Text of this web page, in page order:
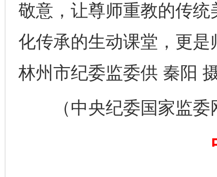
敬意，让尊师重教的传
化传承的生动课堂，更
林州市纪委监委供 秦阳
（中央纪委国家监委
东山县通报“牛蛙产品抗生素超标问题” 法